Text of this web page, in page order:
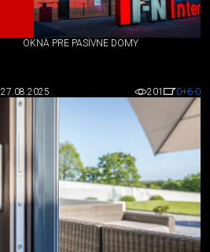
OKNÁ PRE PASÍVNE DOMY
27.08.2025 201 0+6-0